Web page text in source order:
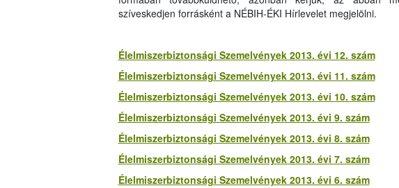
szíveskedjen forrásként a NÉBIH-ÉKI Hírlevelet megjelölni.
Élelmiszerbiztonsági Szemelvények 2013. évi 12. szám
Élelmiszerbiztonsági Szemelvények 2013. évi 11. szám
Élelmiszerbiztonsági Szemelvények 2013. évi 10. szám
Élelmiszerbiztonsági Szemelvények 2013. évi 9. szám
Élelmiszerbiztonsági Szemelvények 2013. évi 8. szám
Élelmiszerbiztonsági Szemelvények 2013. évi 7. szám
Élelmiszerbiztonsági Szemelvények 2013. évi 6. szám